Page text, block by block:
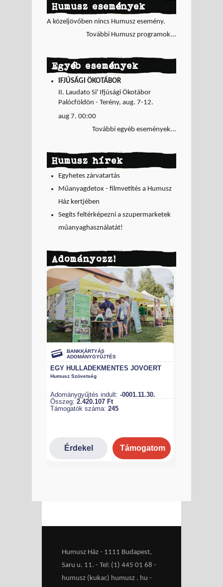
Humusz események
A közeljövőben nincs Humusz esemény.
További Humusz programok...
Egyéb események
IFJÚSÁGI ÖKOTÁBOR
II. Laudato Si' Ifjúsági Ökotábor
Palócföldön - Terény, aug. 7-12.
aug 7. 00:00
További egyéb események...
Humusz hírek
Egyhetes zárvatartás
Műanyagdetox - filmvetítés a Humusz
Ház kertjében
Segíts feltérképezni a szupermarketek
műanyaghasználatát!
Adományozz!
Humusz Ház - 1111 Budapest,
Saru u. 11. - Tel: (1) 445 01 68 -
humusz (kukac) humusz . hu -